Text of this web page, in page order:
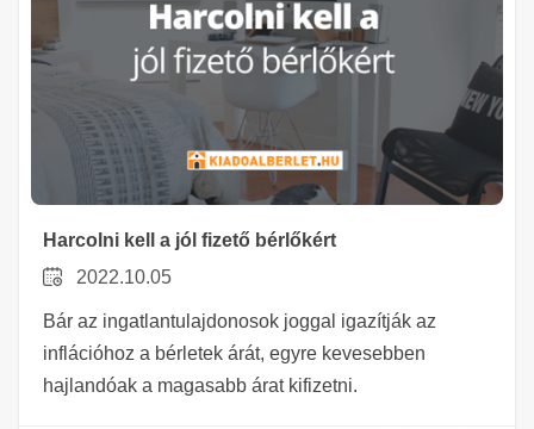
Harcolni kell a jól fizető bérlőkért
2022.10.05
Bár az ingatlantulajdonosok joggal igazítják az
inflációhoz a bérletek árát, egyre kevesebben
hajlandóak a magasabb árat kifizetni.